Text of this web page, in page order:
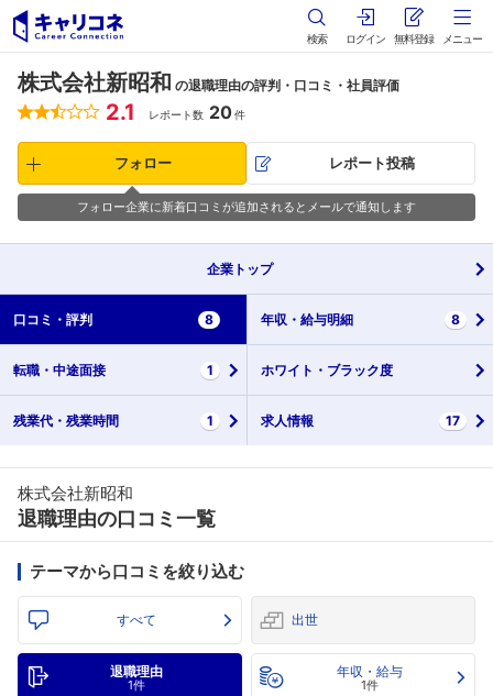
検索 ログイン 無料登録 メニュー
株式会社新昭和 の退職理由の評判・口コミ・社員評価
2.1 レポート数 20件
フォロー レポート投稿
フォロー企業に新着口コミが追加されるとメールで通知します
企業 トップ
口コミ・ 評判 8 年収・ 給与明細 8
転職・ 中途面接 1 ホワイト・ ブラック度
残業代・ 残業時間 1 求人情報 17
株式会社新昭和
退職理由の口コミ一覧
テーマから口コミを絞り込む
すべて 出世
退職理由
1件
年収・給与
1件